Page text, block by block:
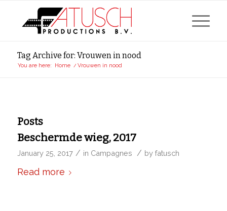
Tag Archive for: Vrouwen in nood
You are here: Home / Vrouwen in nood
Posts
Beschermde wieg, 2017
January 25, 2017 / in Campagnes / by fatusch
Read more